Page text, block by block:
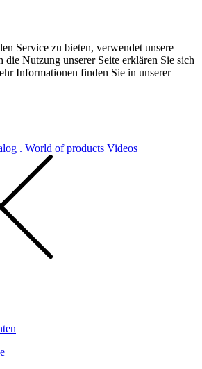
Service zu bieten, verwendet unsere
die Nutzung unserer Seite erklären Sie sich
Informationen finden Sie in unserer
. World of products Videos